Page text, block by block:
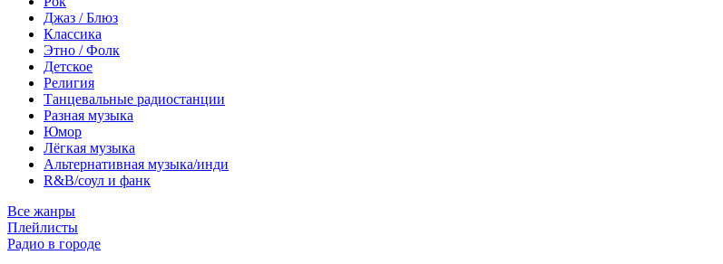
Джаз / Блюз
Классика
Этно / Фолк
Детское
Религия
Танцевальные радиостанции
Разная музыка
Юмор
Лёгкая музыка
Альтернативная музыка/инди
R&B/cоул и фанк
Все жанры
Плейлисты
Радио в городе